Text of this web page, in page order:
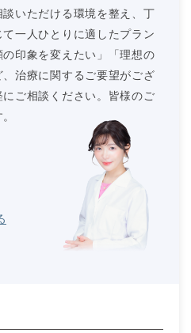
いただける環境を整え、丁
一人ひとりに適したプラン
印象を変えたい」「理想の
治療に関するご要望がござ
ご相談ください。皆様のご